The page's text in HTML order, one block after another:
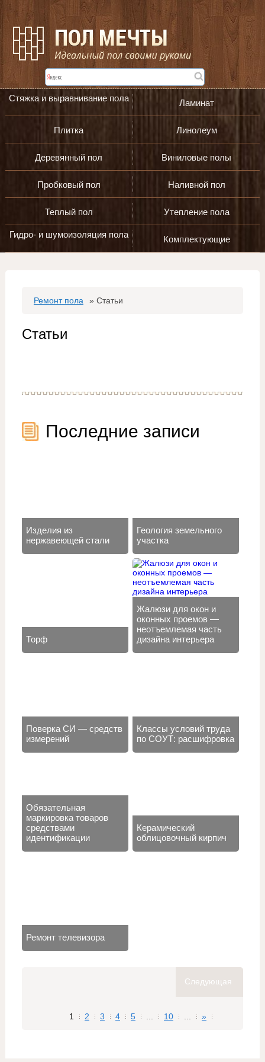
Стяжка и выравнивание пола Ламинат
Плитка Линолеум
Деревянный пол Виниловые полы
Пробковый пол Наливной пол
Теплый пол Утепление пола
Гидро- и шумоизоляция пола Комплектующие
Ремонт пола » Статьи
Статьи
Последние записи
Изделия из
нержавеющей стали
Геология земельного
участка
Торф
Жалюзи для окон и
оконных проемов —
неотъемлемая часть
дизайна интерьера
Поверка СИ — средств
измерений
Классы условий труда
по СОУТ: расшифровка
Обязательная
маркировка товаров
средствами
идентификации
Керамический
облицовочный кирпич
Ремонт телевизора
1 2 3 4 5 ... 10 ...
Следующая
»